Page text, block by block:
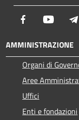
Facebook Youtube
AMMINISTRAZIONE
Organi di
Aree
Uffici
Enti e fondazioni